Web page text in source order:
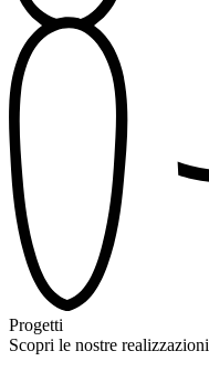
Progetti
Scopri le nostre realizzazioni